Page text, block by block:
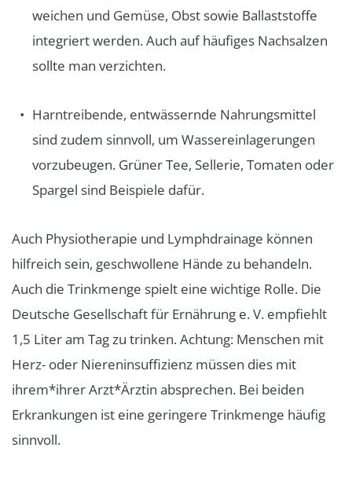
weichen und Gemüse, Obst sowie Ballaststoffe
integriert werden. Auch auf häufiges Nachsalzen
sollte man verzichten.
Harntreibende, entwässernde Nahrungsmittel
sind zudem sinnvoll, um Wassereinlagerungen
vorzubeugen. Grüner Tee, Sellerie, Tomaten oder
Spargel sind Beispiele dafür.
Auch Physiotherapie und Lymphdrainage können
hilfreich sein, geschwollene Hände zu behandeln.
Auch die Trinkmenge spielt eine wichtige Rolle. Die
Deutsche Gesellschaft für Ernährung e. V. empfiehlt
1,5 Liter am Tag zu trinken. Achtung: Menschen mit
Herz- oder Niereninsuffizienz müssen dies mit
ihrem*ihrer Arzt*Ärztin absprechen. Bei beiden
Erkrankungen ist eine geringere Trinkmenge häufig
sinnvoll.